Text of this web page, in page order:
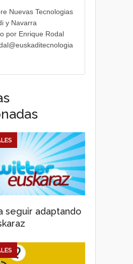
Nuevas Tecnologias
y Navarra
por Enrique Rodal
seguir adaptando